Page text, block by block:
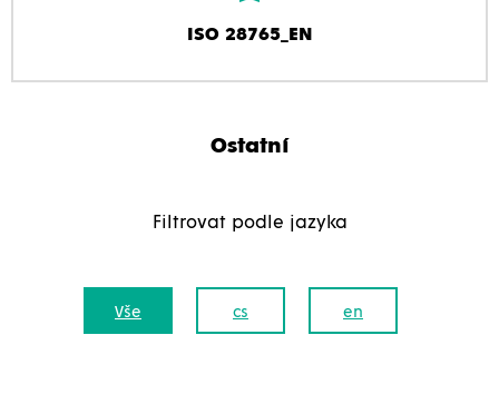
ISO 28765_EN
Ostatní
Filtrovat podle jazyka
Vše cs en